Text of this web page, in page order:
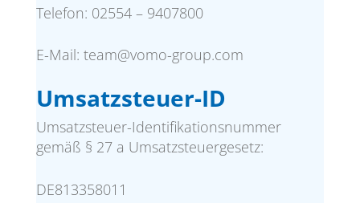
Telefon: 02554 – 9407800
E-Mail: team@vomo-group.com
Umsatzsteuer-ID
Umsatzsteuer-Identifikationsnummer
gemäß § 27 a Umsatzsteuergesetz:
DE813358011